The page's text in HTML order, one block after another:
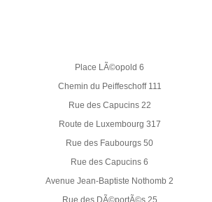
Place LÃ©opold 6
Chemin du Peiffeschoff 111
Rue des Capucins 22
Route de Luxembourg 317
Rue des Faubourgs 50
Rue des Capucins 6
Avenue Jean-Baptiste Nothomb 2
Rue des DÃ©portÃ©s 25